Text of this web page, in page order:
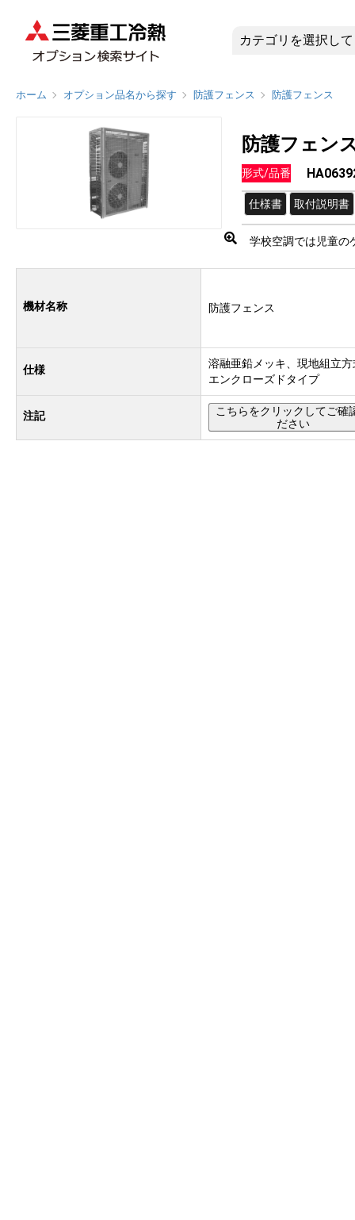
ホーム オプション品名から探す 防護フェンス 防護フェンス
防護フェン
形式/品番
仕様書 取付説明書
学校空調では児童の
機材名称 防護フェンス
仕様
溶融亜鉛メッキ、現地組立方
エンクローズドタイプ
注記
こちらをクリックしてご確
ださい